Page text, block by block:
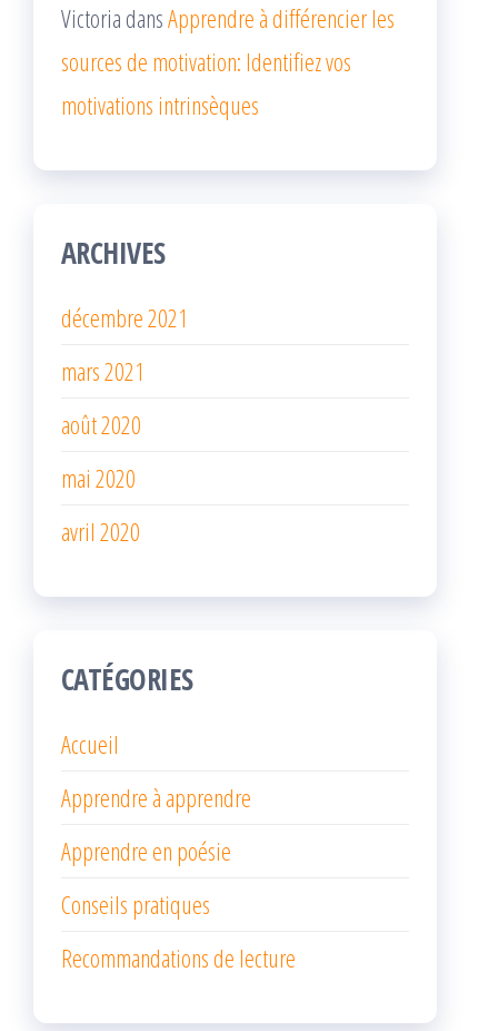
Victoria dansApprendre à différencier les
sources de motivation: Identifiez vos
motivations intrinsèques
ARCHIVES
décembre 2021
mars 2021
août 2020
mai 2020
avril 2020
CATÉGORIES
Accueil
Apprendre à apprendre
Apprendre en poésie
Conseils pratiques
Recommandations de lecture